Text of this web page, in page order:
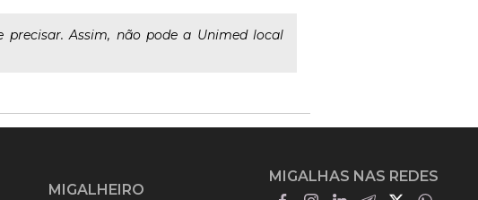
Assim, não pode a Unimed local
MIGALHEIRO
MIGALHAS NAS REDES